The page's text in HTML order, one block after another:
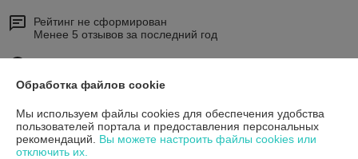
Рейтинг не сформирован
Менее 5 отзывов за последний год
г. Минск
Беларусь
Контакты
Обработка файлов cookie
Мы используем файлы cookies для обеспечения удобства
пользователей портала и предоставления персональных
рекомендаций. Вы можете настроить файлы cookies или
отключить их.